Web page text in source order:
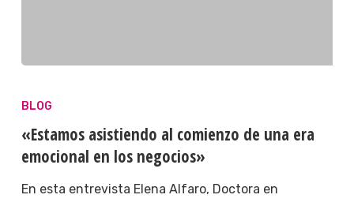
BLOG
«Estamos asistiendo al comienzo de una era
emocional en los negocios»
En esta entrevista Elena Alfaro, Doctora en